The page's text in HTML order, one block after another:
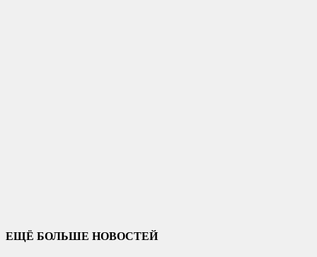
ЕЩЁ БОЛЬШЕ НОВОСТЕЙ